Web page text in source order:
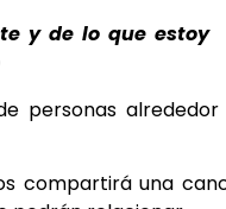
y de lo que estoy
personas alrededor
compartirá una